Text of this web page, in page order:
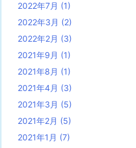
2022年7月 (1)
2022年3月 (2)
2022年2月 (3)
2021年9月 (1)
2021年8月 (1)
2021年4月 (3)
2021年3月 (5)
2021年2月 (5)
2021年1月 (7)